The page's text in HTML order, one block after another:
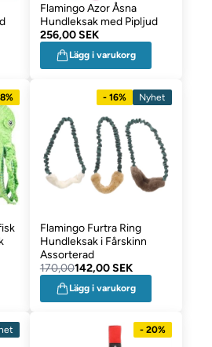
Flamingo Azor Åsna
Hundleksak med Pipljud
256,00 SEK
Lägg i varukorg
- 16% Nyhet
Flamingo Furtra Ring
Hundleksak i Fårskinn
Assorterad
170,00142,00 SEK
Lägg i varukorg
- 20%